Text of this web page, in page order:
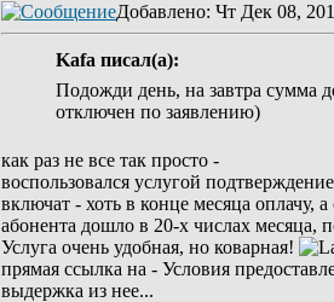
Добавлено: Чт Дек 08,
Kafa писал(а):
Подожди день, на завтра сумма
отключен по заявлению)
как раз не все так просто -
воспользовался услугой
включат - хоть в конце месяца оплачу,
абонента дошло в 20-х числах месяца,
Услуга очень удобная, но коварная!
прямая ссылка на - Условия
выдержка из нее...